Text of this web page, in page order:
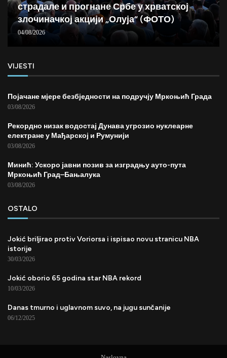
страдале и прогнане Србе у хрватској
злочиначкој акцији „Олуја“ (ФОТО)
04/08/2026
VIJESTI
Појачане мјере безбједности на подручју Мркоњић Града
03/08/2026
Рекордно низак водостај Дунава угрозио нуклеарне
електране у Мађарској и Румунији
03/08/2026
Минић: Ускоро јавни позив за изградњу ауто-пута
Мркоњић Град–Бањалука
03/08/2026
OSTALO
Jokić briljirao protiv Voriorsa i ispisao novu stranicu NBA
istorije
30/03/2026
Jokić oborio 65 godina star NBA rekord
10/03/2026
Danas tmurno i uglavnom suvo, na jugu sunčanije
06/12/2025